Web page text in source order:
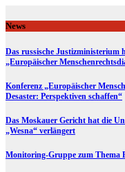
to
content
News
Das russische Justizministerium
„Europäischer
Konferenz „Europäischer
Desaster: Perspektiven schaffen“
Das Moskauer Gericht hat die
„Wesna“ verlängert
Monitoring-Gruppe zum Thema